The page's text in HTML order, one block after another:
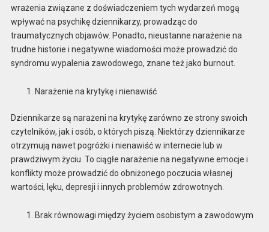
wrażenia związane z doświadczeniem tych wydarzeń mogą
wpływać na psychikę dziennikarzy, prowadząc do
traumatycznych objawów. Ponadto, nieustanne narażenie na
trudne historie i negatywne wiadomości może prowadzić do
syndromu wypalenia zawodowego, znane też jako burnout.
Narażenie na krytykę i nienawiść
Dziennikarze są narażeni na krytykę zarówno ze strony swoich
czytelników, jak i osób, o których piszą. Niektórzy dziennikarze
otrzymują nawet pogróżki i nienawiść w internecie lub w
prawdziwym życiu. To ciągłe narażenie na negatywne emocje i
konflikty może prowadzić do obniżonego poczucia własnej
wartości, lęku, depresji i innych problemów zdrowotnych.
Brak równowagi między życiem osobistym a zawodowym